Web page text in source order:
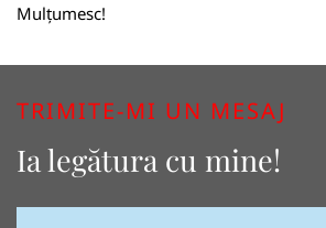
Mulțumesc!
TRIMITE-MI UN MESAJ
Ia legătura cu mine!